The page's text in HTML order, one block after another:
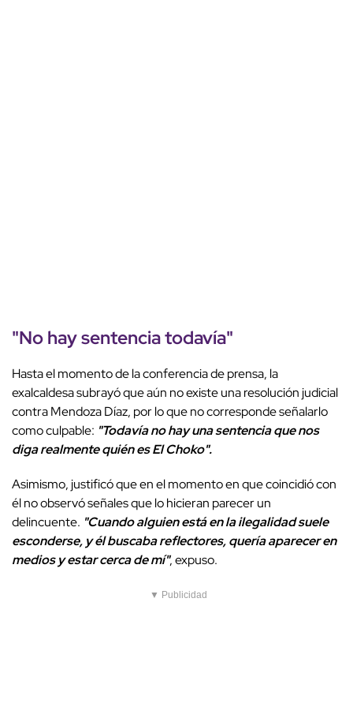
"No hay sentencia todavía"
Hasta el momento de la conferencia de prensa, la
exalcaldesa subrayó que aún no existe una resolución judicial
contra Mendoza Díaz, por lo que no corresponde señalarlo
como culpable: "Todavía no hay una sentencia que nos
diga realmente quién es El Choko".
Asimismo, justificó que en el momento en que coincidió con
él no observó señales que lo hicieran parecer un
delincuente. "Cuando alguien está en la ilegalidad suele
esconderse, y él buscaba reflectores, quería aparecer en
medios y estar cerca de mí", expuso.
▼ Publicidad